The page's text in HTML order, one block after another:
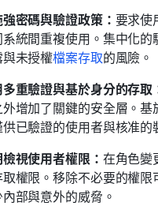
密碼與驗證政策： 要求使
系統間重複使用。集中化
未授權檔案存取的風險。
重驗證與基於身分的存取
增加了關鍵的安全層。
已驗證的使用者與核准的
視使用者權限： 在角色變
權限。移除不必要的權限
部與意外的威脅。